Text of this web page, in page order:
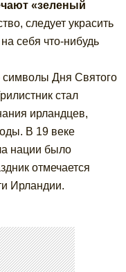
«зеленый
следует украсить
себя что-нибудь
Дня Святого
стал
ирландцев,
В 19 веке
нации было
отмечается
Ирландии.